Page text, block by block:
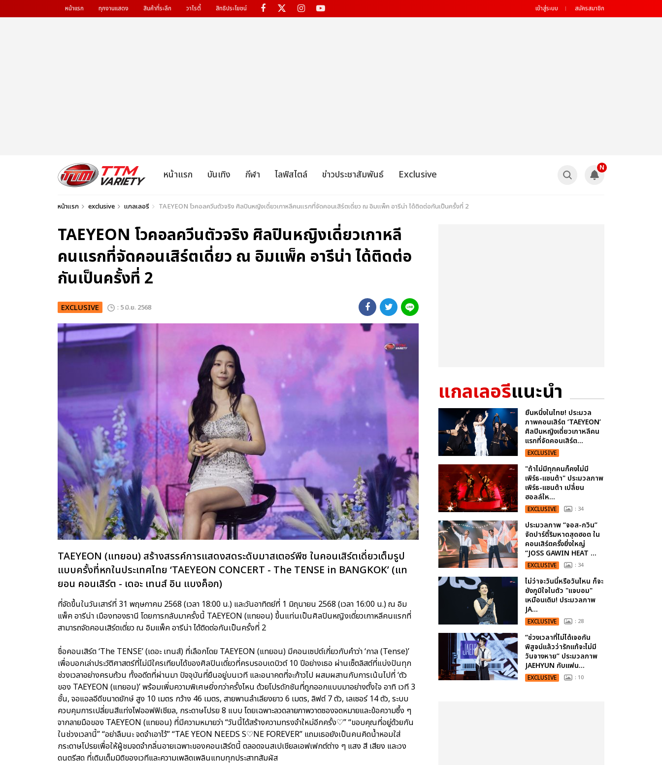
หน้าแรก ทุกงานแสดง สินค้าที่ระลึก วาไรตี้ สิทธิประโยชน์ เข้าสู่ระบบ สมัครสมาชิก
หน้าแรก บันเทิง กีฬา ไลฟ์สไตล์ ข่าวประชาสัมพันธ์ Exclusive
N
หน้าแรก exclusive แกลเลอรี TAEYEON โวคอลควีนตัวจริง ศิลปินหญิงเดี่ยวเกาหลีคนแรกที่จัดคอนเสิร์ตเดี่ยว ณ อิมแพ็ค อารีน่า ได้ติดต่อกันเป็นครั้งที่ 2
TAEYEON โวคอลควีนตัวจริง ศิลปินหญิงเดี่ยวเกาหลี
คนแรกที่จัดคอนเสิร์ตเดี่ยว ณ อิมแพ็ค อารีน่า ได้ติดต่อ
กันเป็นครั้งที่ 2
EXCLUSIVE : 5 มิ.ย. 2568
TAEYEON (แทยอน) สร้างสรรค์การแสดงสดระดับมาสเตอร์พีซ ในคอนเสิร์ตเดี่ยวเต็มรูป
แบบครั้งที่หกในประเทศไทย ‘TAEYEON CONCERT - The TENSE in BANGKOK’ (แท
ยอน คอนเสิร์ต - เดอะ เทนส์ อิน แบงค็อก)
ที่จัดขึ้นในวันเสาร์ที่ 31 พฤษภาคม 2568 (เวลา 18:00 น.) และวันอาทิตย์ที่ 1 มิถุนายน 2568 (เวลา 16:00 น.) ณ อิม
แพ็ค อารีน่า เมืองทองธานี โดยการกลับมาครั้งนี้ TAEYEON (แทยอน) ขึ้นแท่นเป็นศิลปินหญิงเดี่ยวเกาหลีคนแรกที่
สามารถจัดคอนเสิร์ตเดี่ยว ณ อิมแพ็ค อารีน่า ได้ติดต่อกันเป็นครั้งที่ 2
ชื่อคอนเสิร์ต ‘The TENSE’ (เดอะ เทนส์) ที่เลือกโดย TAEYEON (แทยอน) มีคอนเซปต์เกี่ยวกับคำว่า ‘กาล (Tense)’
เพื่อบอกเล่าประวัติศาสตร์ที่ไม่มีใครเทียบได้ของศิลปินเดี่ยวที่ครบรอบเดบิวต์ 10 ปีอย่างเธอ ผ่านเซ็ตลิสต์ที่แบ่งปันทุก
ช่วงเวลาอย่างครบถ้วน ทั้งอดีตที่ผ่านมา ปัจจุบันที่ยืนอยู่บนเวที และอนาคตที่จะก้าวไป ผสมผสานกับการเน้นไปที่ ‘ตัว
ของ TAEYEON (แทยอน)’ พร้อมเพิ่มความพิเศษยิ่งกว่าครั้งไหน ด้วยโปรดักชันที่ถูกออกแบบมาอย่างตั้งใจ อาทิ เวที 3
ชั้น, จอแอลอีดีขนาดยักษ์ สูง 10 เมตร กว้าง 46 เมตร, สายพานลำเลียงยาว 6 เมตร, ลิฟต์ 7 ตัว, เลเซอร์ 14 ตัว, ระบบ
ควบคุมการเปลี่ยนสีแท่งไฟออฟฟิเชียล, กระดาษโปรย 8 แบบ โดยเฉพาะลวดลายภาพวาดซองจดหมายและข้อความซึ้ง ๆ
จากลายมือของ TAEYEON (แทยอน) ที่มีความหมายว่า “วันนี้ได้สร้างความทรงจำใหม่อีกครั้ง♡” “ขอบคุณที่อยู่ด้วยกัน
ในช่วงเวลานี้” “อย่าลืมนะ จดจำเอาไว้” “TAE YEON NEEDS S♡NE FOREVER” แถมเธอยังเป็นคนคิดน้ำหอมใส่
กระดาษโปรยเพื่อให้ผู้ชมจดจำกลิ่นอายเฉพาะของคอนเสิร์ตนี้ ตลอดจนสเปเชียลเอฟเฟกต์ต่าง ๆ แสง สี เสียง และวง
ดนตรีสด ที่เติมเต็มมิติของเวทีและความเพลิดเพลินแทบทุกประสาทสัมผัส
แกลเลอรีแนะนำ
ยืนหนึ่งในไทย! ประมวล
ภาพคอนเสิร์ต ‘TAEYEON’
ศิลปินหญิงเดี่ยวเกาหลีคน
แรกที่จัดคอนเสิร์ต...
EXCLUSIVE
"ถ้าไม่มีทุกคนก็คงไม่มี
เพิร์ธ-แซนต้า" ประมวลภาพ
เพิร์ธ-แซนต้า เปลี่ยน
ฮอลล์ให...
EXCLUSIVE : 34
ประมวลภาพ “จอส-กวิน”
จัดปาร์ตี้ริมหาดสุดฮอต ใน
คอนเสิร์ตครั้งยิ่งใหญ่
“JOSS GAWIN HEAT ...
EXCLUSIVE : 34
ไม่ว่าจะวันนี้หรือวันไหน ก็จะ
ยังภูมิใจในตัว "แจบอม"
เหมือนเดิม! ประมวลภาพ
JA...
EXCLUSIVE : 28
“ช่วงเวลาที่ไม่ได้เจอกัน
พิสูจน์แล้วว่ารักแท้จะไม่มี
วันจางหาย” ประมวลภาพ
JAEHYUN กับแฟน...
EXCLUSIVE : 10